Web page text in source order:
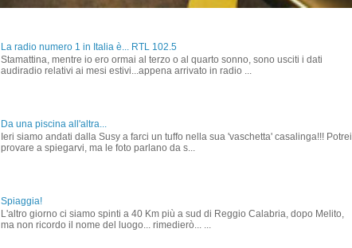
La radio numero 1 in Italia è... RTL 102.5
Stamattina, mentre io ero ormai al terzo o al quarto sonno, sono usciti i dati
audiradio relativi ai mesi estivi...appena arrivato in radio ...
Da una piscina all'altra...
Ieri siamo andati dalla Susy a farci un tuffo nella sua 'vaschetta' casalinga!!! Potrei
provare a spiegarvi, ma le foto parlano da s...
Spiaggia!
L'altro giorno ci siamo spinti a 40 Km più a sud di Reggio Calabria, dopo Melito,
ma non ricordo il nome del luogo... rimedierò... ...